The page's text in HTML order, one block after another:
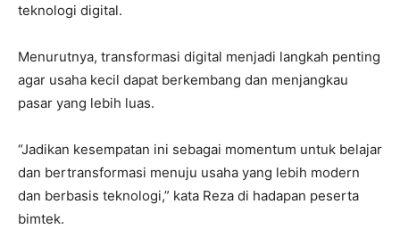
teknologi digital.
Menurutnya, transformasi digital menjadi langkah penting
agar usaha kecil dapat berkembang dan menjangkau
pasar yang lebih luas.
“Jadikan kesempatan ini sebagai momentum untuk belajar
dan bertransformasi menuju usaha yang lebih modern
dan berbasis teknologi,” kata Reza di hadapan peserta
bimtek.